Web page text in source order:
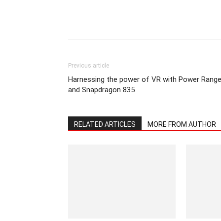
Previous article
Harnessing the power of VR with Power
and Snapdragon 835
RELATED ARTICLES MORE FROM AUTHOR